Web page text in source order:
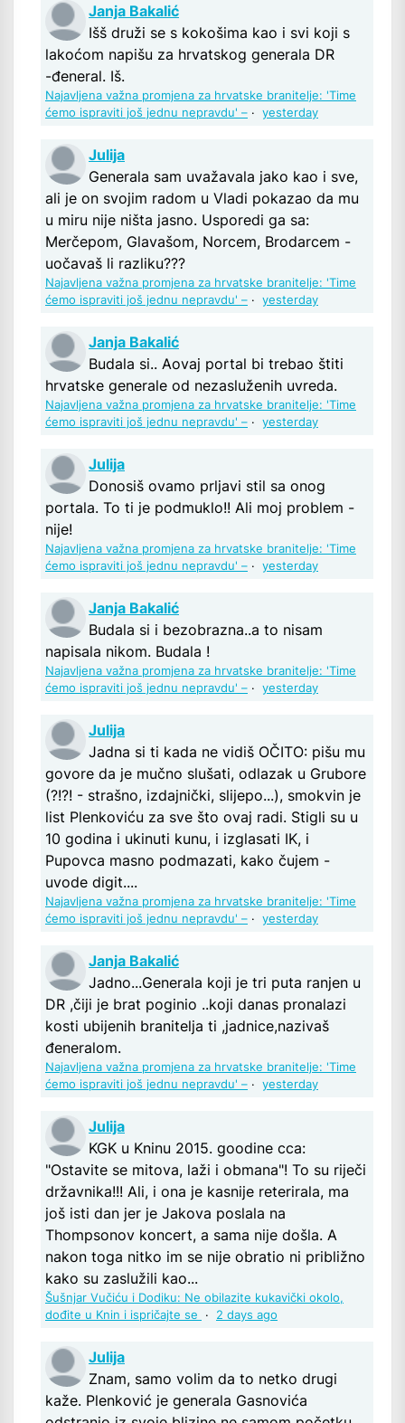
Janja Bakalić
Išš druži se s kokošima kao i svi koji s
lakoćom napišu za hrvatskog generala DR
-đeneral. Iš.
Najavljena važna promjena za hrvatske branitelje: 'Time
ćemo ispraviti još jednu nepravdu' – · yesterday
Julija
Generala sam uvažavala jako kao i sve,
ali je on svojim radom u Vladi pokazao da mu
u miru nije ništa jasno. Usporedi ga sa:
Merčepom, Glavašom, Norcem, Brodarcem -
uočavaš li razliku???
Najavljena važna promjena za hrvatske branitelje: 'Time
ćemo ispraviti još jednu nepravdu' – · yesterday
Janja Bakalić
Budala si.. Aovaj portal bi trebao štiti
hrvatske generale od nezasluženih uvreda.
Najavljena važna promjena za hrvatske branitelje: 'Time
ćemo ispraviti još jednu nepravdu' – · yesterday
Julija
Donosiš ovamo prljavi stil sa onog
portala. To ti je podmuklo!! Ali moj problem -
nije!
Najavljena važna promjena za hrvatske branitelje: 'Time
ćemo ispraviti još jednu nepravdu' – · yesterday
Janja Bakalić
Budala si i bezobrazna..a to nisam
napisala nikom. Budala !
Najavljena važna promjena za hrvatske branitelje: 'Time
ćemo ispraviti još jednu nepravdu' – · yesterday
Julija
Jadna si ti kada ne vidiš OČITO: pišu mu
govore da je mučno slušati, odlazak u Grubore
(?!?! - strašno, izdajnički, slijepo...), smokvin je
list Plenkoviću za sve što ovaj radi. Stigli su u
10 godina i ukinuti kunu, i izglasati IK, i
Pupovca masno podmazati, kako čujem -
uvode digit....
Najavljena važna promjena za hrvatske branitelje: 'Time
ćemo ispraviti još jednu nepravdu' – · yesterday
Janja Bakalić
Jadno...Generala koji je tri puta ranjen u
DR ,čiji je brat poginio ..koji danas pronalazi
kosti ubijenih branitelja ti ,jadnice,nazivaš
đeneralom.
Najavljena važna promjena za hrvatske branitelje: 'Time
ćemo ispraviti još jednu nepravdu' – · yesterday
Julija
KGK u Kninu 2015. goodine cca:
"Ostavite se mitova, laži i obmana"! To su riječi
državnika!!! Ali, i ona je kasnije reterirala, ma
još isti dan jer je Jakova poslala na
Thompsonov koncert, a sama nije došla. A
nakon toga nitko im se nije obratio ni približno
kako su zaslužili kao...
Šušnjar Vučiću i Dodiku: Ne obilazite kukavički okolo,
dođite u Knin i ispričajte se
· 2 days ago
Julija
Znam, samo volim da to netko drugi
kaže. Plenković je generala Gasnovića